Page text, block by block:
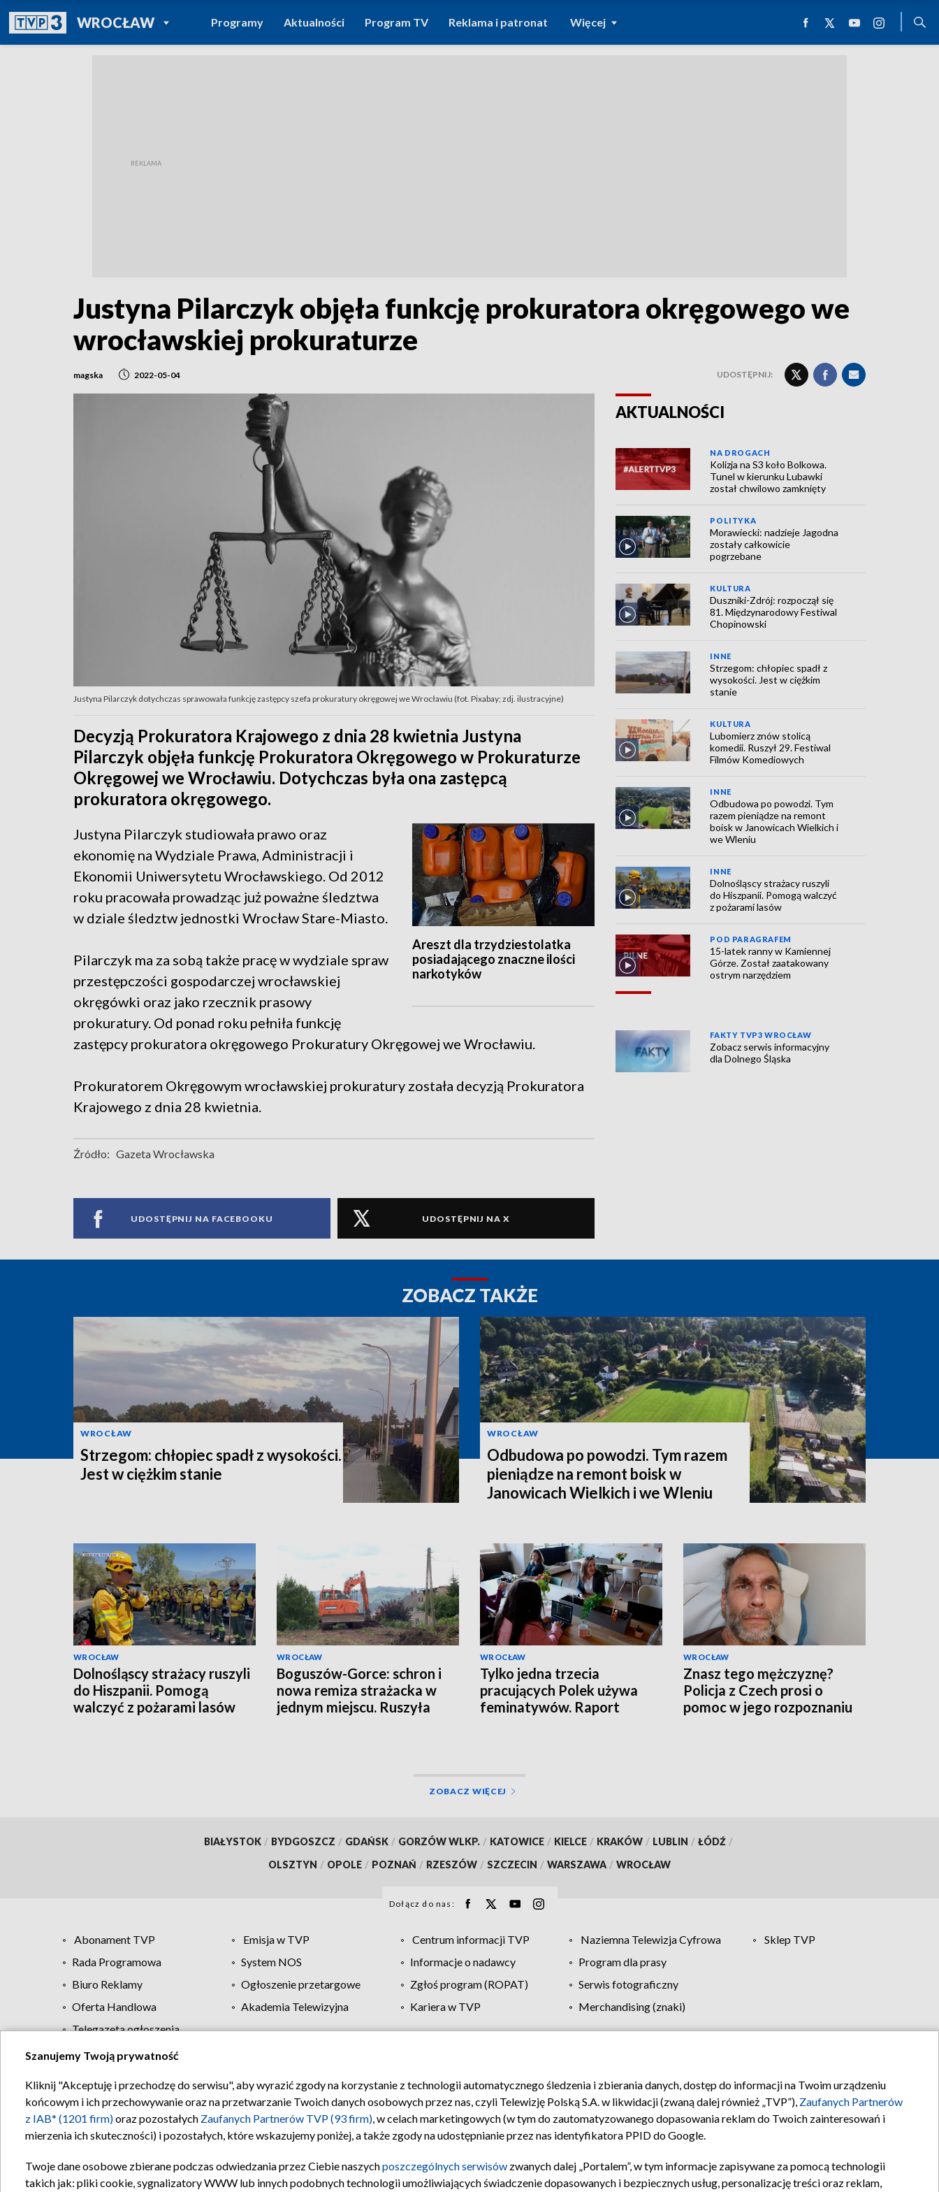
WROCŁAWPOWRÓT DO
TVP REGIONY
Programy Aktualności Program TV Reklama i patronat Więcej
Justyna Pilarczyk objęła funkcję prokuratora okręgowego we
wrocławskiej prokuraturze
magska 2022-05-04 UDOSTĘPNIJ:
Justyna Pilarczyk dotychczas sprawowała funkcję zastępcy szefa prokuratury okręgowej we Wrocławiu (fot. Pixabay; zdj. ilustracyjne)
Decyzją Prokuratora Krajowego z dnia 28 kwietnia Justyna
Pilarczyk objęła funkcję Prokuratora Okręgowego w Prokuraturze
Okręgowej we Wrocławiu. Dotychczas była ona zastępcą
prokuratora okręgowego.
Areszt dla trzydziestolatka
posiadającego znaczne ilości
narkotyków
Justyna Pilarczyk studiowała prawo oraz
ekonomię na Wydziale Prawa, Administracji i
Ekonomii Uniwersytetu Wrocławskiego. Od 2012
roku pracowała prowadząc już poważne śledztwa
w dziale śledztw jednostki Wrocław Stare-Miasto.
Pilarczyk ma za sobą także pracę w wydziale spraw
przestępczości gospodarczej wrocławskiej
okręgówki oraz jako rzecznik prasowy
prokuratury. Od ponad roku pełniła funkcję
zastępcy prokuratora okręgowego Prokuratury Okręgowej we Wrocławiu.
Prokuratorem Okręgowym wrocławskiej prokuratury została decyzją Prokuratora
Krajowego z dnia 28 kwietnia.
Źródło: Gazeta Wrocławska
UDOSTĘPNIJ NA FACEBOOKU UDOSTĘPNIJ NA X
AKTUALNOŚCI
NA DROGACH
Kolizja na S3 koło Bolkowa.
Tunel w kierunku Lubawki
został chwilowo zamknięty
POLITYKA
Morawiecki: nadzieje Jagodna
zostały całkowicie
pogrzebane
KULTURA
Duszniki-Zdrój: rozpoczął się
81. Międzynarodowy Festiwal
Chopinowski
INNE
Strzegom: chłopiec spadł z
wysokości. Jest w ciężkim
stanie
KULTURA
Lubomierz znów stolicą
komedii. Ruszył 29. Festiwal
Filmów Komediowych
INNE
Odbudowa po powodzi. Tym
razem pieniądze na remont
boisk w Janowicach Wielkich i
we Wleniu
INNE
Dolnośląscy strażacy ruszyli
do Hiszpanii. Pomogą walczyć
z pożarami lasów
POD PARAGRAFEM
15-latek ranny w Kamiennej
Górze. Został zaatakowany
ostrym narzędziem
FAKTY TVP3 WROCŁAW
Zobacz serwis informacyjny
dla Dolnego Śląska
ZOBACZ TAKŻE
WROCŁAW
Strzegom: chłopiec spadł z wysokości.
Jest w ciężkim stanie
WROCŁAW
Odbudowa po powodzi. Tym razem
pieniądze na remont boisk w
Janowicach Wielkich i we Wleniu
WROCŁAW
Dolnośląscy strażacy ruszyli
do Hiszpanii. Pomogą
walczyć z pożarami lasów
WROCŁAW
Boguszów-Gorce: schron i
nowa remiza strażacka w
jednym miejscu. Ruszyła
WROCŁAW
Tylko jedna trzecia
pracujących Polek używa
feminatywów. Raport
WROCŁAW
Znasz tego mężczyznę?
Policja z Czech prosi o
pomoc w jego rozpoznaniu
ZOBACZ WIĘCEJ
BIAŁYSTOK / BYDGOSZCZ / GDAŃSK / GORZÓW WLKP. / KATOWICE / KIELCE / KRAKÓW / LUBLIN / ŁÓDŹ /
OLSZTYN / OPOLE / POZNAŃ / RZESZÓW / SZCZECIN / WARSZAWA / WROCŁAW
Dołącz do nas:
Abonament TVP Emisja w TVP Centrum informacji TVP Naziemna Telewizja Cyfrowa
Sklep TVP
Rada Programowa
System NOS Informacje o nadawcy
Program dla prasy
Biuro Reklamy
Ogłoszenie przetargowe Zgłoś program (ROPAT)
Serwis fotograficzny
Oferta Handlowa
Akademia Telewizyjna Kariera w TVP
Merchandising (znaki)
Telegazeta ogłoszenia
Regulamin TVP Polityka prywatności Moje zgody Pomoc Biuro reklamy Kontakt
Szanujemy Twoją prywatność
Kliknij "Akceptuję i przechodzę do serwisu", aby wyrazić zgody na korzystanie z technologii automatycznego śledzenia i zbierania danych, dostęp do informacji na Twoim urządzeniu
końcowym i ich przechowywanie oraz na przetwarzanie Twoich danych osobowych przez nas, czyli Telewizję Polską S.A. w likwidacji (zwaną dalej również „TVP”), Zaufanych Partnerów
z IAB* (1201 firm)oraz pozostałych Zaufanych Partnerów TVP (93 firm), w celach marketingowych (w tym do zautomatyzowanego dopasowania reklam do Twoich zainteresowań i
mierzenia ich skuteczności) i pozostałych, które wskazujemy poniżej, a także zgody na udostępnianie przez nas identyfikatora PPID do Google.
Twoje dane osobowe zbierane podczas odwiedzania przez Ciebie naszychposzczególnych serwisów zwanych dalej „Portalem”, w tym informacje zapisywane za pomocą technologii
takich jak: pliki cookie, sygnalizatory WWW lub innych podobnych technologii umożliwiających świadczenie dopasowanych i bezpiecznych usług, personalizację treści oraz reklam,